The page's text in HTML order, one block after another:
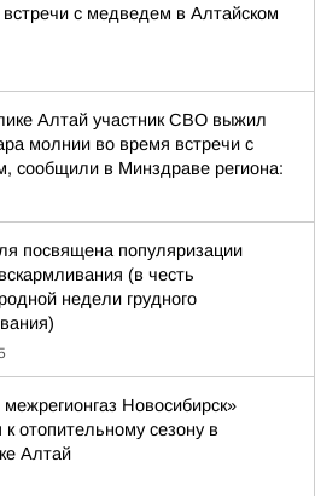
с медведем в Алтайском
Алтай участник СВО выжил
молнии во время встречи с
сообщили в Минздраве региона:
посвящена популяризации
(в честь
недели грудного
Новосибирск»
к отопительному сезону в
Алтай